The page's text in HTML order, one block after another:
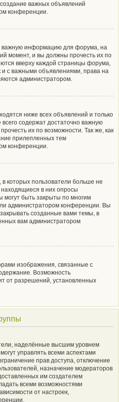
важных объявлений
конференции.
важную информацию для форума, на
момент, и вы должны прочесть их по
вверху каждой страницы форума,
и с важными объявлениями, права на
администратором.
ниже всех объявлений и только
содержат достаточно важную
их по возможности. Так же, как
прилепленных тем
конференции.
которых пользователи больше не
находящиеся в них опросы
могут быть закрыты по многим
администратором конференции. Вы
созданные вами темы, в
вам администратором
изображения, связанные с
Возможность
от разрешений, установленных
наделённые высшим уровнем
управлять всеми аспектами
прав доступа, отключение
назначение модераторов
им создателем
всеми возможностями
от настроек,